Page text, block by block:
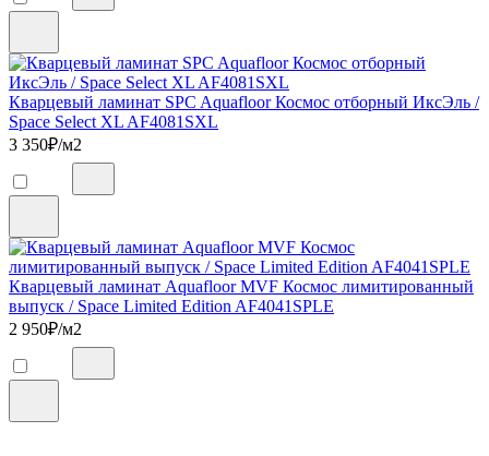
Кварцевый ламинат SPC Aquafloor Космос отборный ИксЭль /
Space Select XL AF4081SXL
3 350₽/м2
Кварцевый ламинат Aquafloor MVF Космос лимитированный
выпуск / Space Limited Edition AF4041SPLE
2 950₽/м2